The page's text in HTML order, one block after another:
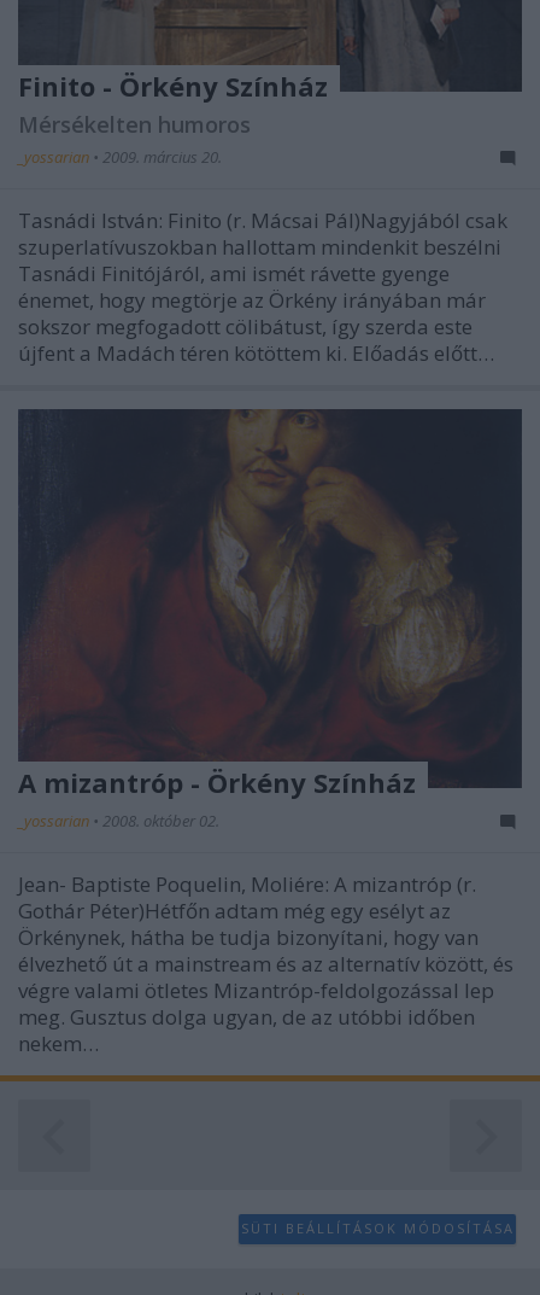
Finito - Örkény Színház
Mérsékelten humoros
_yossarian • 2009. március 20.
Tasnádi István: Finito (r. Mácsai Pál)Nagyjából csak
szuperlatívuszokban hallottam mindenkit beszélni
Tasnádi Finitójáról, ami ismét rávette gyenge
énemet, hogy megtörje az Örkény irányában már
sokszor megfogadott cölibátust, így szerda este
újfent a Madách téren kötöttem ki. Előadás előtt…
A mizantróp - Örkény Színház
_yossarian • 2008. október 02.
Jean- Baptiste Poquelin, Moliére: A mizantróp (r.
Gothár Péter)Hétfőn adtam még egy esélyt az
Örkénynek, hátha be tudja bizonyítani, hogy van
élvezhető út a mainstream és az alternatív között, és
végre valami ötletes Mizantróp-feldolgozással lep
meg. Gusztus dolga ugyan, de az utóbbi időben
nekem…
SÜTI BEÁLLÍTÁSOK MÓDOSÍTÁSA